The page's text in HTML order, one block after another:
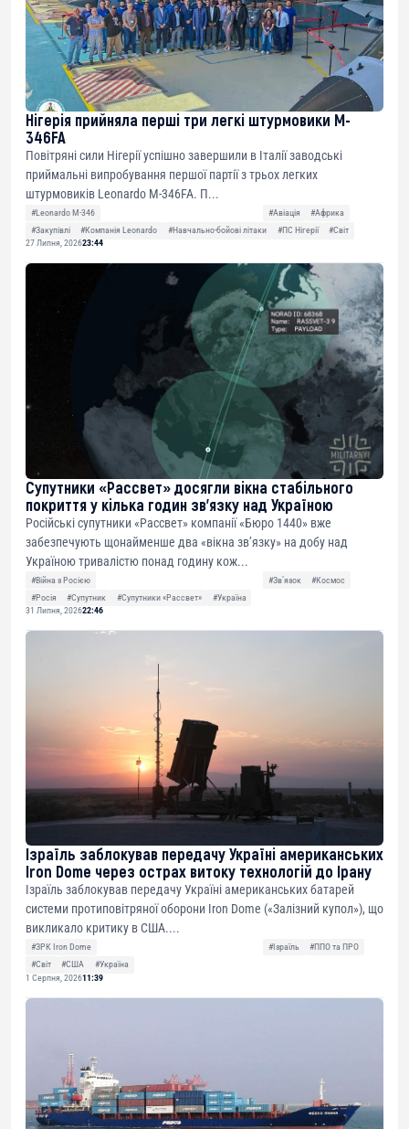
Нігерія прийняла перші три легкі штурмовики M-
346FA
Повітряні сили Нігерії успішно завершили в Італії заводські
приймальні випробування першої партії з трьох легких
штурмовиків Leonardo M-346FA. П...
#Leonardo M-346 #Авіація
#Африка
#Закупівлі
#Компанія Leonardo #Навчально-бойові літаки #ПС Нігерії
#Світ
27 Липня, 202623:44
Супутники «Рассвет» досягли вікна стабільного
покриття у кілька годин зв’язку над Україною
Російські супутники «Рассвет» компанії «Бюро 1440» вже
забезпечують щонайменше два «вікна зв’язку» на добу над
Україною тривалістю понад годину кож...
#Війна з Росією #Звʼязок
#Космос
#Росія
#Супутник #Супутники «Рассвет»
#Україна
31 Липня, 202622:46
Ізраїль заблокував передачу Україні американських
Iron Dome через острах витоку технологій до Ірану
Ізраїль заблокував передачу Україні американських батарей
системи протиповітряної оборони Iron Dome («Залізний купол»), що
викликало критику в США....
#ЗРК Iron Dome #Ізраїль
#ППО та ПРО
#Світ
#США
#Україна
1 Серпня, 202611:39